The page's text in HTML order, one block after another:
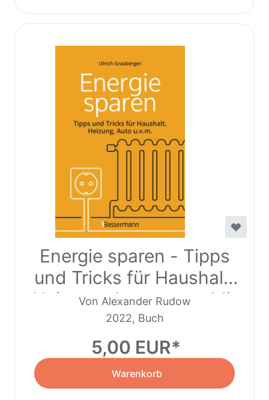
Energie sparen - Tipps
und Tricks für Haushalt,
Heizung, Auto u.v.m. Mit
Checklisten für
Einsparpotentiale
Von Alexander Rudow
2022, Buch
5,00 EUR
Warenkorb